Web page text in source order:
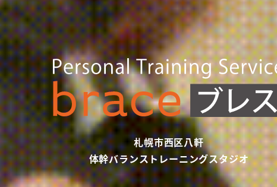
札幌市西区八軒
体幹バランストレーニングスタジオ